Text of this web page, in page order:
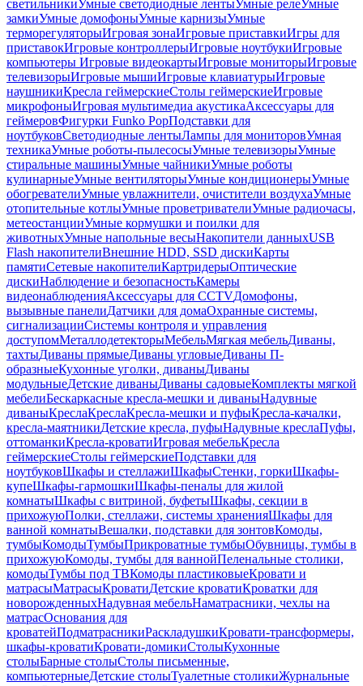
светильникиУмные светодиодные лентыУмные релеУмные
замкиУмные домофоныУмные карнизыУмные
терморегуляторыИгровая зонаИгровые приставкиИгры для
приставокИгровые контроллерыИгровые ноутбукиИгровые
компьютеры Игровые видеокартыИгровые мониторыИгровые
телевизорыИгровые мышиИгровые клавиатурыИгровые
наушникиКресла геймерскиеСтолы геймерскиеИгровые
микрофоныИгровая мультимедиа акустикаАксессуары для
геймеровФигурки Funko PopПодставки для
ноутбуковСветодиодные лентыЛампы для мониторовУмная
техникаУмные роботы-пылесосыУмные телевизорыУмные
стиральные машиныУмные чайникиУмные роботы
кулинарныеУмные вентиляторыУмные кондиционерыУмные
обогревателиУмные увлажнители, очистители воздухаУмные
отопительные котлыУмные проветривателиУмные радиочасы,
метеостанцииУмные кормушки и поилки для
животныхУмные напольные весыНакопители данныхUSB
Flash накопителиВнешние HDD, SSD дискиКарты
памятиСетевые накопителиКартридерыОптические
дискиНаблюдение и безопасностьКамеры
видеонаблюденияАксессуары для CCTVДомофоны,
вызывные панелиДатчики для домаОхранные системы,
сигнализацииСистемы контроля и управления
доступомМеталлодетекторыМебельМягкая мебельДиваны,
тахтыДиваны прямыеДиваны угловыеДиваны П-
образныеКухонные уголки, диваныДиваны
модульныеДетские диваныДиваны садовыеКомплекты мягкой
мебелиБескаркасные кресла-мешки и диваныНадувные
диваныКреслаКреслаКресла-мешки и пуфыКресла-качалки,
кресла-маятникиДетские кресла, пуфыНадувные креслаПуфы,
оттоманкиКресла-кроватиИгровая мебельКресла
геймерскиеСтолы геймерскиеПодставки для
ноутбуковШкафы и стеллажиШкафыСтенки, горкиШкафы-
купеШкафы-гармошкиШкафы-пеналы для жилой
комнатыШкафы с витриной, буфетыШкафы, секции в
прихожуюПолки, стеллажи, системы храненияШкафы для
ванной комнатыВешалки, подставки для зонтовКомоды,
тумбыКомодыТумбыПрикроватные тумбыОбувницы, тумбы в
прихожуюКомоды, тумбы для ваннойПеленальные столики,
комодыТумбы под ТВКомоды пластиковыеКровати и
матрасыМатрасыКроватиДетские кроватиКроватки для
новорожденныхНадувная мебельНаматрасники, чехлы на
матрасОснования для
кроватейПодматрасникиРаскладушкиКровати-трансформеры,
шкафы-кроватиКровати-домикиСтолыКухонные
столыБарные столыСтолы письменные,
компьютерныеДетские столыТуалетные столикиЖурнальные